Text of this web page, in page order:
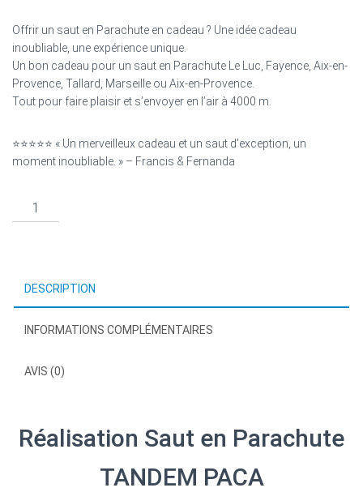
Offrir un saut en Parachute en cadeau ? Une idée cadeau
inoubliable, une expérience unique.
Un bon cadeau pour un saut en Parachute Le Luc, Fayence, Aix-en-
Provence, Tallard, Marseille ou Aix-en-Provence.
Tout pour faire plaisir et s’envoyer en l’air à 4000 m.
⭐⭐⭐⭐⭐ « Un merveilleux cadeau et un saut d’exception, un
moment inoubliable. » – Francis & Fernanda
quantité
(Copie)
DESCRIPTION
INFORMATIONS COMPLÉMENTAIRES
AVIS (0)
Réalisation Saut en Parachute
TANDEM PACA